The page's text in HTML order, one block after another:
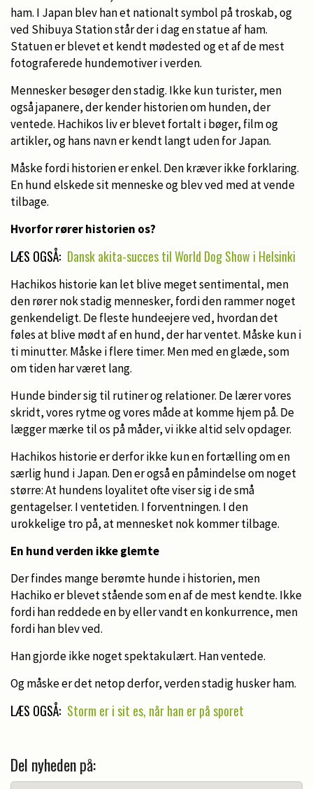
ham. I Japan blev han et nationalt symbol på troskab, og
ved Shibuya Station står der i dag en statue af ham.
Statuen er blevet et kendt mødested og et af de mest
fotograferede hundemotiver i verden.
Mennesker besøger den stadig. Ikke kun turister, men
også japanere, der kender historien om hunden, der
ventede. Hachikos liv er blevet fortalt i bøger, film og
artikler, og hans navn er kendt langt uden for Japan.
Måske fordi historien er enkel. Den kræver ikke forklaring.
En hund elskede sit menneske og blev ved med at vende
tilbage.
Hvorfor rører historien os?
LÆS OGSÅ: Dansk akita-succes til World Dog Show i Helsinki
Hachikos historie kan let blive meget sentimental, men
den rører nok stadig mennesker, fordi den rammer noget
genkendeligt. De fleste hundeejere ved, hvordan det
føles at blive mødt af en hund, der har ventet. Måske kun i
ti minutter. Måske i flere timer. Men med en glæde, som
om tiden har været lang.
Hunde binder sig til rutiner og relationer. De lærer vores
skridt, vores rytme og vores måde at komme hjem på. De
lægger mærke til os på måder, vi ikke altid selv opdager.
Hachikos historie er derfor ikke kun en fortælling om en
særlig hund i Japan. Den er også en påmindelse om noget
større: At hundens loyalitet ofte viser sig i de små
gentagelser. I ventetiden. I forventningen. I den
urokkelige tro på, at mennesket nok kommer tilbage.
En hund verden ikke glemte
Der findes mange berømte hunde i historien, men
Hachiko er blevet stående som en af de mest kendte. Ikke
fordi han reddede en by eller vandt en konkurrence, men
fordi han blev ved.
Han gjorde ikke noget spektakulært. Han ventede.
Og måske er det netop derfor, verden stadig husker ham.
LÆS OGSÅ: Storm er i sit es, når han er på sporet
Del nyheden på: